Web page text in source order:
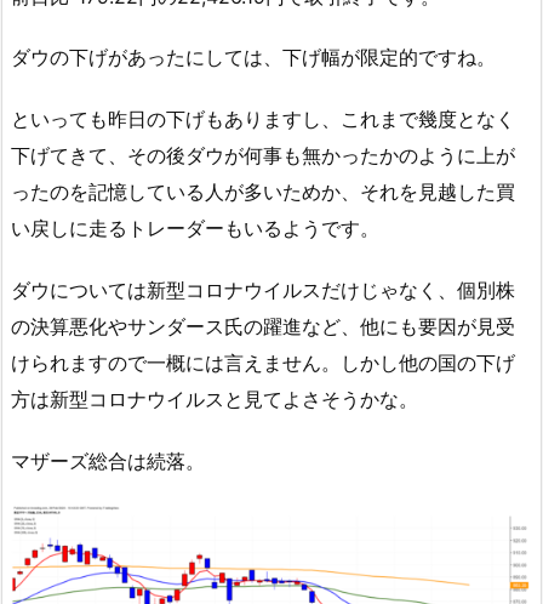
ダウの下げがあったにしては、下げ幅が限定的ですね。
といっても昨日の下げもありますし、これまで幾度となく
下げてきて、その後ダウが何事も無かったかのように上が
ったのを記憶している人が多いためか、それを見越した買
い戻しに走るトレーダーもいるようです。
ダウについては新型コロナウイルスだけじゃなく、個別株
の決算悪化やサンダース氏の躍進など、他にも要因が見受
けられますので一概には言えません。しかし他の国の下げ
方は新型コロナウイルスと見てよさそうかな。
マザーズ総合は続落。